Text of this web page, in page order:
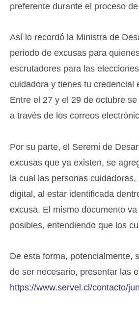
preferente durante el proceso
Así lo recordó la Ministra de
periodo de excusas para
escrutadores para las
cuidadora y tienes tu credencial
Entre el 27 y el 29 de octubre
a través de los correos
Por su parte, el Seremi de
excusas que ya existen, se
la cual las personas
digital, al estar identificada
excusa. El mismo documento
posibles, entendiendo que los
De esta forma, potencialmente,
de ser necesario, presentar las
https://www.servel.cl/contacto/